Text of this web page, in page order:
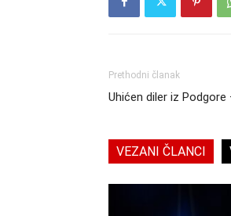
Prethodni članak
Uhićen diler iz
VEZANI ČLANCI